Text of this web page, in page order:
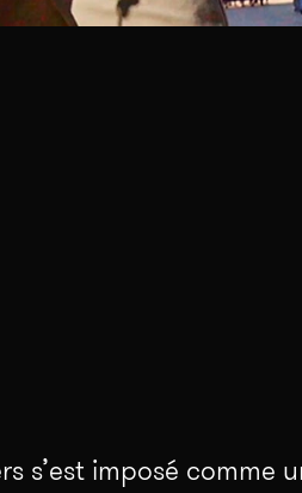
imposé comme